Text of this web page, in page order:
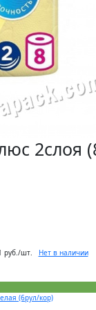
руб./шт.
Нет в наличии
(6рул/кор)